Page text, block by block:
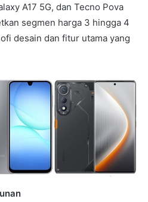
A17 5G, dan Tecno Pova
segmen harga 3 hingga 4
desain dan fitur utama yang